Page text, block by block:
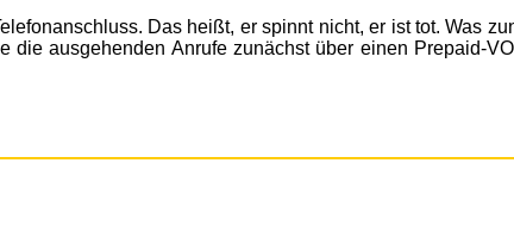
Das heißt, er spinnt nicht, er ist tot. Was
die ausgehenden Anrufe zunächst über einen Prepaid-